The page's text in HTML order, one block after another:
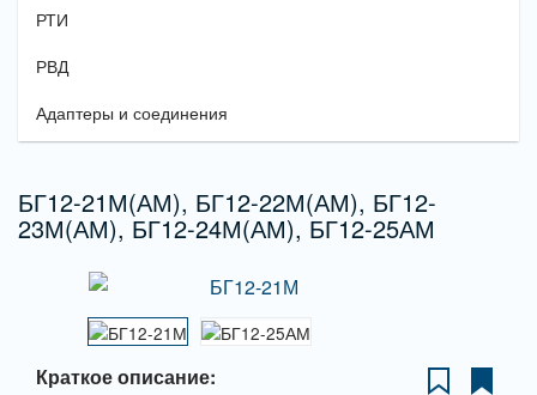
РТИ
РВД
Адаптеры и соединения
БГ12-21М(АМ), БГ12-22М(АМ), БГ12-
23М(АМ), БГ12-24М(АМ), БГ12-25АМ
Краткое описание: